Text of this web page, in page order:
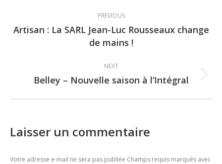
navigation
PREVIOUS
Previous
post:
Artisan : La SARL Jean-Luc Rousseaux change
de mains !
NEXT
Next
Belley – Nouvelle saison à l’Intégral
Laisser un commentaire
Votre adresse e-mail ne sera pas publiée Champs requis marqués avec